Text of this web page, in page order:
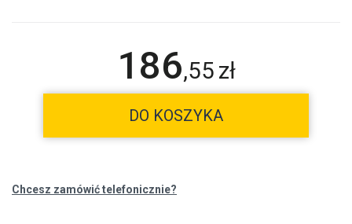
186,55 zł
DO KOSZYKA
Chcesz zamówić telefonicznie?